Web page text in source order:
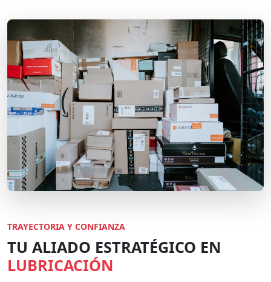
TRAYECTORIA Y CONFIANZA
TU ALIADO ESTRATÉGICO EN
LUBRICACIÓN